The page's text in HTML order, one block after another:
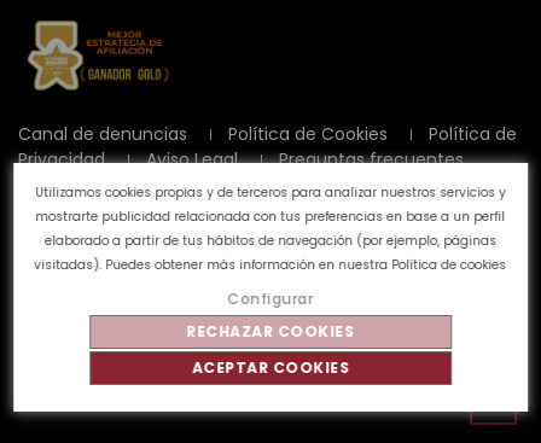
Utilizamos cookies propias y de terceros para analizar nuestros servicios y
mostrarte publicidad relacionada con tus preferencias en base a un perfil
elaborado a partir de tus hábitos de navegación (por ejemplo, páginas
visitadas). Puedes obtener más información en nuestra Política de cookies
Configurar
RECHAZAR COOKIES
ACEPTAR COOKIES
Canal de denuncias Política de Cookies
Política de
Privacidad
Aviso Legal
Preguntas frecuentes
Calidad y Medioambiente
©Tahe2026 - Todos los derechos reservados